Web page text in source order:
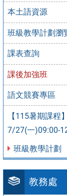
本土語資源
班級教學計劃瀏
課表查詢
課後加強班
語文競賽專區
【115暑期課程
7/27(一)09:00-
班級教學計劃
教務處